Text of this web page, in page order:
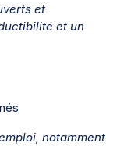
et
et un
notamment